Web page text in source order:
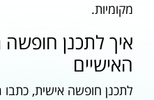
מקומיות.
איך לתכנן
האישיים
לתכנן חופשה אישית,